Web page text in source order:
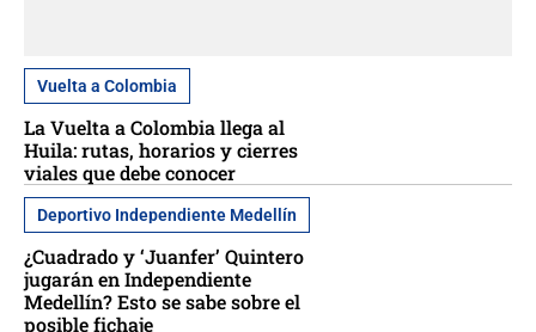
Vuelta a Colombia
La Vuelta a Colombia llega al
Huila: rutas, horarios y cierres
viales que debe conocer
Deportivo Independiente Medellín
¿Cuadrado y ‘Juanfer’ Quintero
jugarán en Independiente
Medellín? Esto se sabe sobre el
posible fichaje